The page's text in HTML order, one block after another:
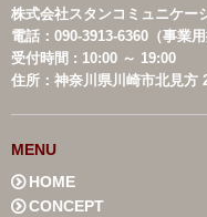
株式会社スタンコミュニケー
電話：090-3913-6360（事業用
受付時間 : 10:00 ～ 19:00
住所：神奈川県川崎市北見方
MENU
HOME
CONCEPT